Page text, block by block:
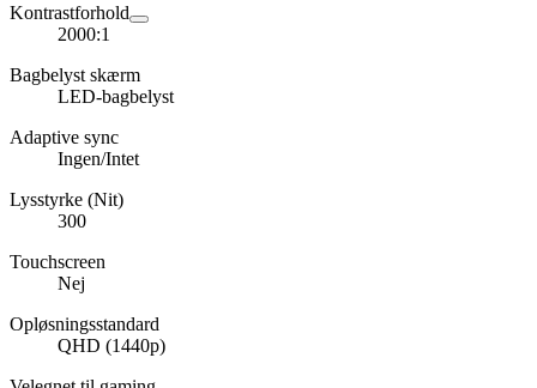
Kontrastforhold
2000:1
Bagbelyst skærm
LED-bagbelyst
Adaptive sync
Ingen/Intet
Lysstyrke (Nit)
300
Touchscreen
Nej
Opløsningsstandard
QHD (1440p)